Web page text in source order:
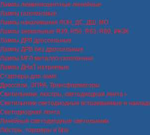
Лампы люминисцентные линейные
Лампы галогеновые
Лампы накаливания ЛОН, ДС, ДШ, МО
Лампы зеркальные R39, R50, R63, R80, ИКЗК
Лампы ДРЛ дроссельные
Лампы ДРВ без дроссельные
Лампы МГЛ металло-галогенные
Лампы ДНаТ натриевые
Стартеры для ламп
Дроссели, ЭПРА, Трансформаторы
Светильники, люстры, светодиодная лента
Светильники светодиодные встраиваемые и
Светодиодная лента
Линейные светодиодные светильники
Люстры, торшеры и бра